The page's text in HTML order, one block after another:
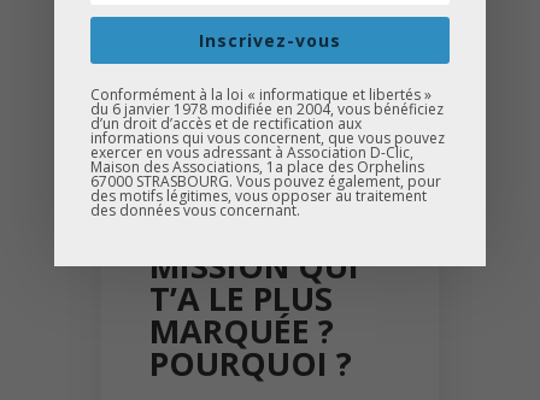
l’association, qui ont
rendu cette aventure
encore plus
mémorable.
QUEL EST
MISSION QUI
T’A LE PLUS
MARQUÉE ?
POURQUOI ?
Inscrivez-vous
Conformément à la loi « informatique et libertés »
du 6 janvier 1978 modifiée en 2004, vous bénéficiez
d’un droit d’accès et de rectification aux
informations qui vous concernent, que vous pouvez
exercer en vous adressant à Association D-Clic,
Maison des Associations, 1a place des Orphelins
67000 STRASBOURG. Vous pouvez également, pour
des motifs légitimes, vous opposer au traitement
des données vous concernant.